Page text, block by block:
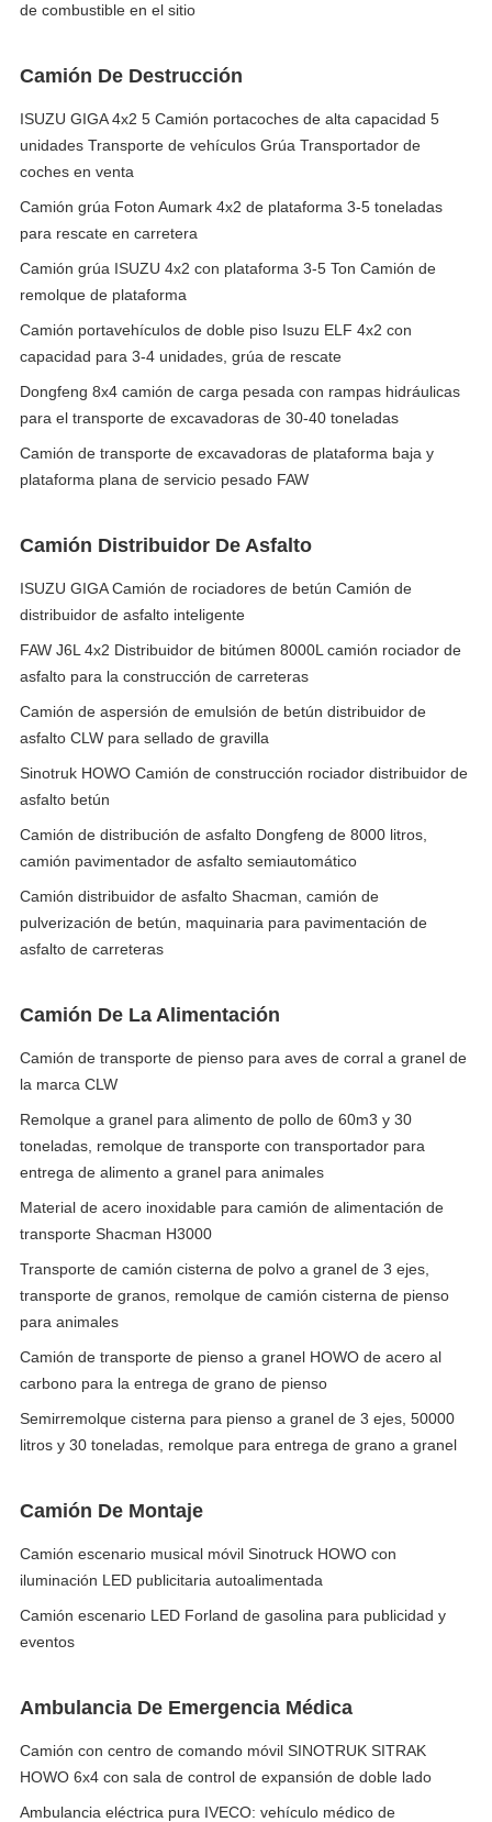
de combustible en el sitio
Camión De Destrucción
ISUZU GIGA 4x2 5 Camión portacoches de alta capacidad 5
unidades Transporte de vehículos Grúa Transportador de
coches en venta
Camión grúa Foton Aumark 4x2 de plataforma 3-5 toneladas
para rescate en carretera
Camión grúa ISUZU 4x2 con plataforma 3-5 Ton Camión de
remolque de plataforma
Camión portavehículos de doble piso Isuzu ELF 4x2 con
capacidad para 3-4 unidades, grúa de rescate
Dongfeng 8x4 camión de carga pesada con rampas hidráulicas
para el transporte de excavadoras de 30-40 toneladas
Camión de transporte de excavadoras de plataforma baja y
plataforma plana de servicio pesado FAW
Camión Distribuidor De Asfalto
ISUZU GIGA Camión de rociadores de betún Camión de
distribuidor de asfalto inteligente
FAW J6L 4x2 Distribuidor de bitúmen 8000L camión rociador de
asfalto para la construcción de carreteras
Camión de aspersión de emulsión de betún distribuidor de
asfalto CLW para sellado de gravilla
Sinotruk HOWO Camión de construcción rociador distribuidor de
asfalto betún
Camión de distribución de asfalto Dongfeng de 8000 litros,
camión pavimentador de asfalto semiautomático
Camión distribuidor de asfalto Shacman, camión de
pulverización de betún, maquinaria para pavimentación de
asfalto de carreteras
Camión De La Alimentación
Camión de transporte de pienso para aves de corral a granel de
la marca CLW
Remolque a granel para alimento de pollo de 60m3 y 30
toneladas, remolque de transporte con transportador para
entrega de alimento a granel para animales
Material de acero inoxidable para camión de alimentación de
transporte Shacman H3000
Transporte de camión cisterna de polvo a granel de 3 ejes,
transporte de granos, remolque de camión cisterna de pienso
para animales
Camión de transporte de pienso a granel HOWO de acero al
carbono para la entrega de grano de pienso
Semirremolque cisterna para pienso a granel de 3 ejes, 50000
litros y 30 toneladas, remolque para entrega de grano a granel
Camión De Montaje
Camión escenario musical móvil Sinotruck HOWO con
iluminación LED publicitaria autoalimentada
Camión escenario LED Forland de gasolina para publicidad y
eventos
Ambulancia De Emergencia Médica
Camión con centro de comando móvil SINOTRUK SITRAK
HOWO 6x4 con sala de control de expansión de doble lado
Ambulancia eléctrica pura IVECO: vehículo médico de